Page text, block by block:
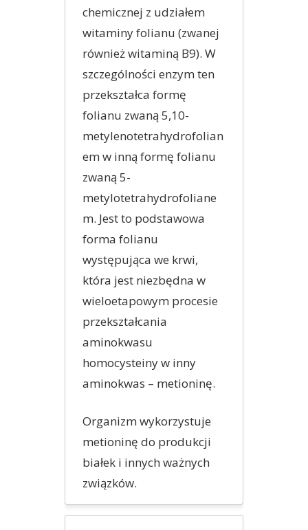
chemicznej z udziałem
witaminy folianu (zwanej
również witaminą B9). W
szczególności enzym ten
przekształca formę
folianu zwaną 5,10-
metylenotetrahydrofolian
em w inną formę folianu
zwaną 5-
metylotetrahydrofoliane
m. Jest to podstawowa
forma folianu
występująca we krwi,
która jest niezbędna w
wieloetapowym procesie
przekształcania
aminokwasu
homocysteiny w inny
aminokwas – metioninę.
Organizm wykorzystuje
metioninę do produkcji
białek i innych ważnych
związków.